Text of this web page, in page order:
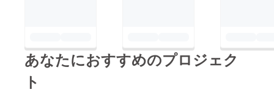
あなたにおすすめのプロジェク
ト